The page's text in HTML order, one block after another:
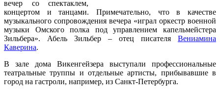
вечер со спектаклем,
концертом и танцами. Примечательно, что в качестве
музыкального сопровождения вечера «играл оркестр военной
музыки Омского полка под управлением капельмейстера
Зильбера». Абель Зильбер – отец писателя Вениамина
Каверина.
В зале дома Викенгейзера выступали профессиональные
театральные труппы и отдельные артисты, прибывавшие в
город на гастроли, например, из Санкт-Петербурга.